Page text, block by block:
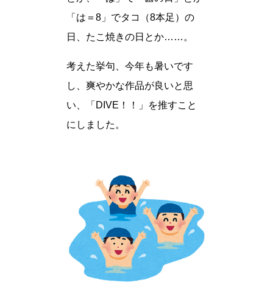
「は＝8」でタコ（8本足）の
日、たこ焼きの日とか……。
考えた挙句、今年も暑いです
し、爽やかな作品が良いと思
い、「DIVE！！」を推すこと
にしました。